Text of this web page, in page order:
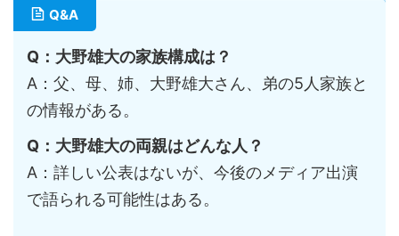
Q&A
Q：大野雄大の家族構成は？
A：父、母、姉、大野雄大さん、弟の5人家族と
の情報がある。
Q：大野雄大の両親はどんな人？
A：詳しい公表はないが、今後のメディア出演
で語られる可能性はある。